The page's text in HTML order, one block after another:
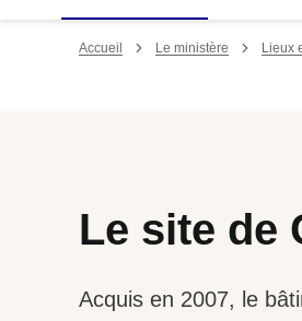
Accueil Le ministère Lieux
Le site de
Acquis en 2007, le